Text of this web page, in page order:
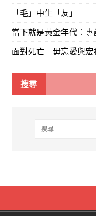
「毛」中生「友」
當下就是黃金年代：
面對死亡 毋忘愛與宏
搜尋